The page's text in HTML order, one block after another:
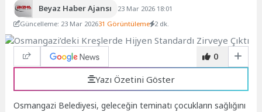
Beyaz Haber Ajansı
23 Mar 2026 18:01
Güncelleme: 23 Mar 202631 Görüntüleme 2 dk.
0
Yazı Özetini Göster
Osmangazi Belediyesi, geleceğin teminatı çocukların sağlığını